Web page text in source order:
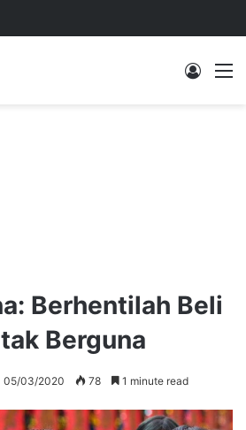
Log In
Berhentilah Beli
Berguna
05/03/2020 78 1 minute read